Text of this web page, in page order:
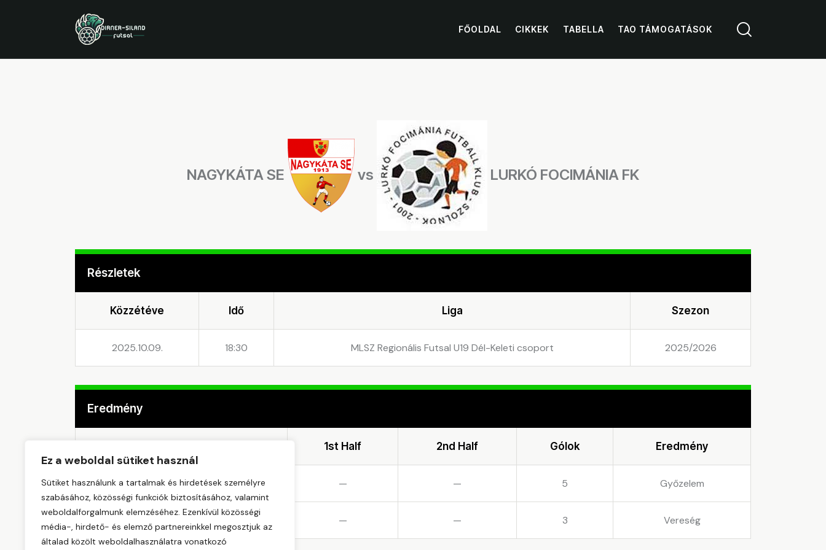
Ez a weboldal sütiket használ
Sütiket használunk a tartalmak és hirdetések személyre
szabásához, közösségi funkciók biztosításához, valamint
weboldalforgalmunk elemzéséhez. Ezenkívül közösségi
média-, hirdető- és elemző partnereinkkel megosztjuk az
általad közölt weboldalhasználatra vonatkozó
FŐOLDAL CIKKEK TABELLA TAO TÁMOGATÁSOK
NAGYKÁTA SE vs LURKÓ FOCIMÁNIA FK
Részletek
Közzétéve Idő Liga Szezon
2025.10.09. 18:30 MLSZ Regionális Futsal U19 Dél-Keleti csoport 2025/2026
Eredmény
1st Half 2nd Half Gólok Eredmény
NAGYKÁTA SE — — 5 Győzelem
LURKÓ FOCIMÁNIA FK — — 3 Vereség